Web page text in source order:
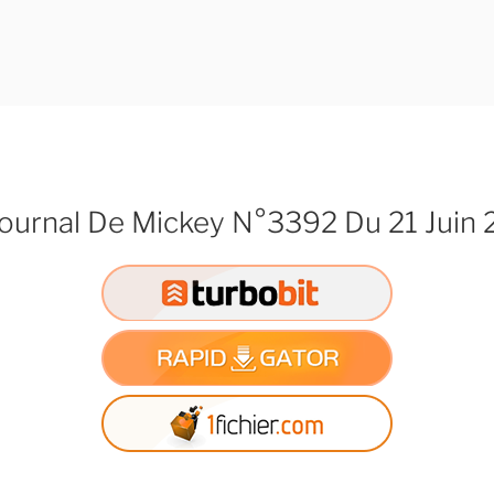
De Mickey N°3392 Du 21 Juin